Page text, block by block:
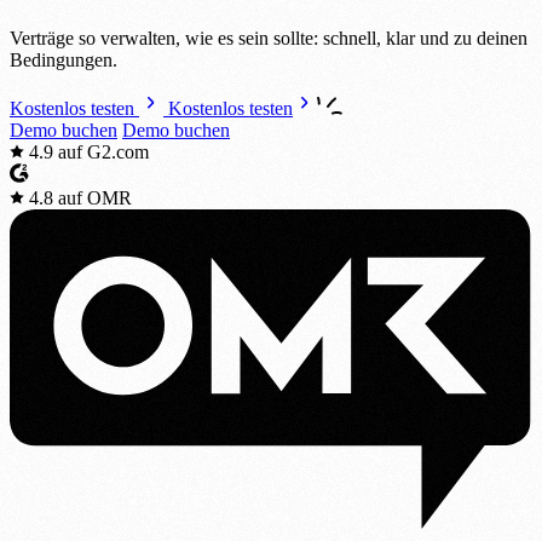
Verträge so verwalten, wie es sein sollte: schnell, klar und zu deinen
Bedingungen.
Kostenlos testen
Kostenlos testen
Demo buchen Demo buchen
4.9 auf G2.com
4.8 auf OMR